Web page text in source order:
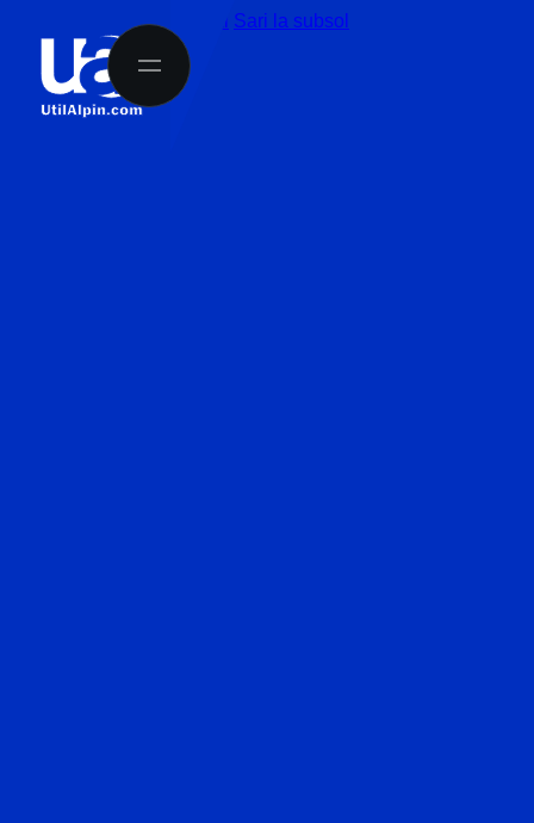
Sari la conținutul principal Sari la subsol